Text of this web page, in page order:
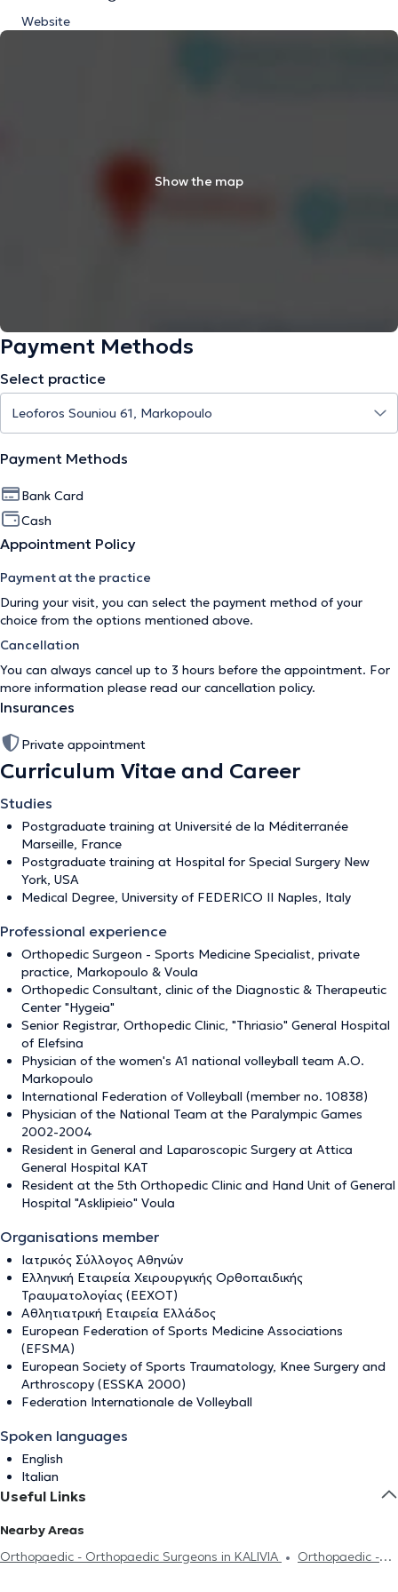
Website
Show the map
Payment Methods
Select practice
Payment Methods
Bank Card
Cash
Appointment Policy
Payment at the practice
During your visit, you can select the payment method of your
choice from the options mentioned above.
Cancellation
You can always cancel up to 3 hours before the appointment. For
more information please read our cancellation policy.
Insurances
Private appointment
Curriculum Vitae and Career
Studies
Postgraduate training at Université de la Méditerranée
Marseille, France
Postgraduate training at Hospital for Special Surgery New
York, USA
Medical Degree, University of FEDERICO II Naples, Italy
Professional experience
Orthopedic Surgeon - Sports Medicine Specialist, private
practice, Markopoulo & Voula
Orthopedic Consultant, clinic of the Diagnostic & Therapeutic
Center "Hygeia"
Senior Registrar, Orthopedic Clinic, "Thriasio" General Hospital
of Elefsina
Physician of the women's A1 national volleyball team A.O.
Markopoulo
International Federation of Volleyball (member no. 10838)
Physician of the National Team at the Paralympic Games
2002-2004
Resident in General and Laparoscopic Surgery at Attica
General Hospital KAT
Resident at the 5th Orthopedic Clinic and Hand Unit of General
Hospital "Asklipieio" Voula
Organisations member
Ιατρικός Σύλλογος Αθηνών
Ελληνική Εταιρεία Χειρουργικής Ορθοπαιδικής
Τραυματολογίας (ΕΕΧΟΤ)
Αθλητιατρική Εταιρεία Ελλάδος
European Federation of Sports Medicine Associations
(EFSMA)
European Society of Sports Traumatology, Knee Surgery and
Arthroscopy (ESSKA 2000)
Federation Internationale de Volleyball
Spoken languages
English
Italian
Useful Links
Nearby Areas
Orthopaedic - Orthopaedic Surgeons in KALIVIA
Orthopaedic -